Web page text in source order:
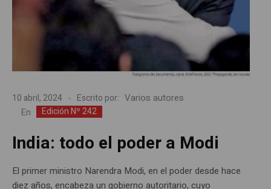
10 abril, 2024 Escrito por: Varios autores
En Edición Nº 242
India: todo el poder a Modi
El primer ministro Narendra Modi, en el poder desde hace
diez años, encabeza un gobierno autoritario, cuyo